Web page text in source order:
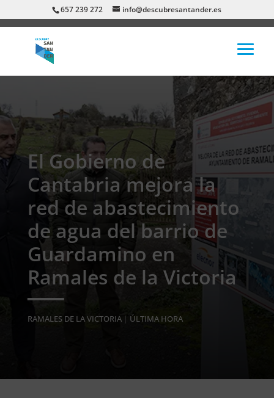
657 239 272 info@descubresantander.es
El Gobierno de
Cantabria mejora la
red de abastecimiento
de agua del barrio de
Guardamino en
Ramales de la Victoria
RAMALES DE LA VICTORIA| ÚLTIMA HORA